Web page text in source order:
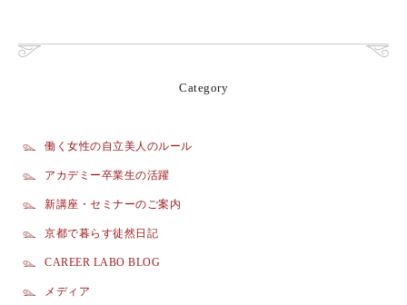
Category
働く女性の自立美人のルール
アカデミー卒業生の活躍
新講座・セミナーのご案内
京都で暮らす徒然日記
CAREER LABO BLOG
メディア